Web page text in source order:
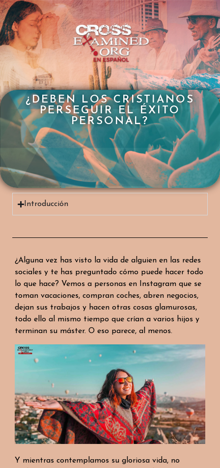
¿ES LA VERDAD LA
MISMA EN TODOS LOS
IDIOMAS?
¿DEBEN LOS CRISTIANOS
PERSEGUIR EL ÉXITO
PERSONAL?
Introducción
¿Alguna vez has visto la vida de alguien en las redes
sociales y te has preguntado cómo puede hacer todo
lo que hace? Vemos a personas en Instagram que se
toman vacaciones, compran coches, abren negocios,
dejan sus trabajos y hacen otras cosas glamurosas,
todo ello al mismo tiempo que crían a varios hijos y
terminan su máster. O eso parece, al menos.
Y mientras contemplamos su gloriosa vida, no